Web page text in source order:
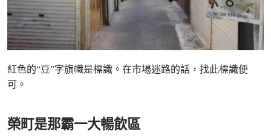
紅色的“豆”字旗幟是標識。在市場迷路的話，找此標識便
可。
榮町是那霸一大暢飲區